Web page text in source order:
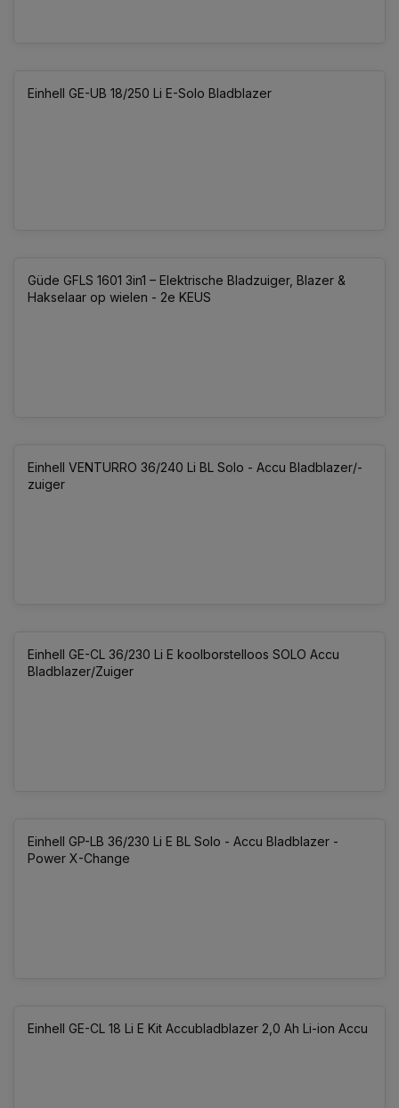
Einhell GE-UB 18/250 Li E-Solo Bladblazer
Güde GFLS 1601 3in1 – Elektrische Bladzuiger, Blazer &
Hakselaar op wielen - 2e KEUS
Einhell VENTURRO 36/240 Li BL Solo - Accu Bladblazer/-
zuiger
Einhell GE-CL 36/230 Li E koolborstelloos SOLO Accu
Bladblazer/Zuiger
Einhell GP-LB 36/230 Li E BL Solo - Accu Bladblazer -
Power X-Change
Einhell GE-CL 18 Li E Kit Accubladblazer 2,0 Ah Li-ion Accu